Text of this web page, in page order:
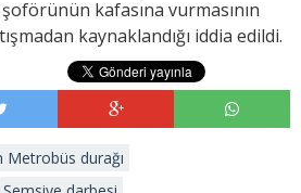
kafasına vurmasının
kaynaklandığı iddia edildi.
Metrobüs durağı